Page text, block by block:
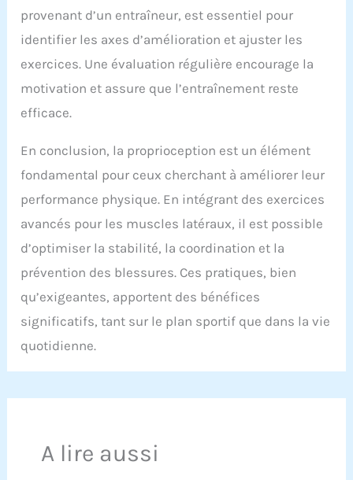
provenant d’un entraîneur, est essentiel pour
identifier les axes d’amélioration et ajuster les
exercices. Une évaluation régulière encourage la
motivation et assure que l’entraînement reste
efficace.
En conclusion, la proprioception est un élément
fondamental pour ceux cherchant à améliorer leur
performance physique. En intégrant des exercices
avancés pour les muscles latéraux, il est possible
d’optimiser la stabilité, la coordination et la
prévention des blessures. Ces pratiques, bien
qu’exigeantes, apportent des bénéfices
significatifs, tant sur le plan sportif que dans la vie
quotidienne.
A lire aussi